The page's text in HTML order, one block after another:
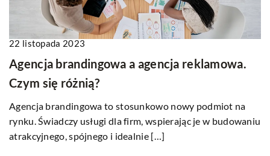
22 listopada 2023
Agencja brandingowa a agencja reklamowa.
Czym się różnią?
Agencja brandingowa to stosunkowo nowy podmiot na
rynku. Świadczy usługi dla firm, wspierając je w budowaniu
atrakcyjnego, spójnego i idealnie […]